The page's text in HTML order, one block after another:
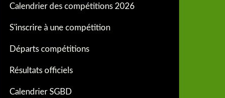
Calendrier des compétitions 2026
S'inscrire à une compétition
Départs compétitions
Résultats officiels
Calendrier SGBD